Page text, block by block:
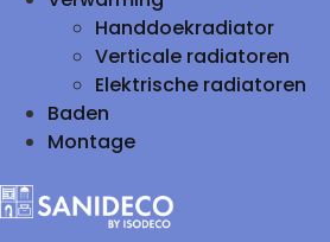
Handdoekradiator
Verticale radiatoren
Elektrische radiatoren
Baden
Montage